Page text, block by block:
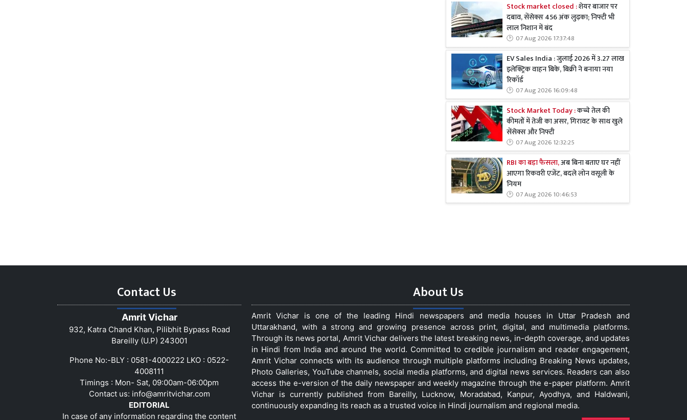
Stock market closed :शेयर बाजार पर
दबाव, सेंसेक्स 456 अंक लुढ़का; निफ्टी भी
लाल निशान में बंद
07 Aug 2026 17:37:48
EV Sales India : जुलाई 2026 में 3.27 लाख
इलेक्ट्रिक वाहन बिके, बिक्री ने बनाया नया
रिकॉर्ड
07 Aug 2026 16:09:48
Stock Market Today :कच्चे तेल की
कीमतों में तेजी का असर, गिरावट के साथ खुले
सेंसेक्स और निफ्टी
07 Aug 2026 12:32:25
RBI का बड़ा फैसला,अब बिना बताए घर नहीं
आएगा रिकवरी एजेंट, बदले लोन वसूली के
नियम
07 Aug 2026 10:46:53
Contact Us
Amrit Vichar
932, Katra Chand Khan, Pilibhit Bypass Road
Bareilly (U.P) 243001
Phone No:-BLY : 0581-4000222 LKO : 0522-
4008111
Timings : Mon- Sat, 09:00am-06:00pm
Contact us: info@amritvichar.com
EDITORIAL
In case of any information regarding the content
About Us
Amrit Vichar is one of the leading Hindi newspapers and media houses in Uttar Pradesh and
Uttarakhand, with a strong and growing presence across print, digital, and multimedia platforms.
Through its news portal, Amrit Vichar delivers the latest breaking news, in-depth coverage, and updates
in Hindi from India and around the world. Committed to credible journalism and reader engagement,
Amrit Vichar connects with its audience through multiple platforms including Breaking News updates,
Photo Galleries, YouTube channels, social media platforms, and digital news services. Readers can also
access the e-version of the daily newspaper and weekly magazine through the e-paper platform. Amrit
Vichar is currently published from Bareilly, Lucknow, Moradabad, Kanpur, Ayodhya, and Haldwani,
continuously expanding its reach as a trusted voice in Hindi journalism and regional media.